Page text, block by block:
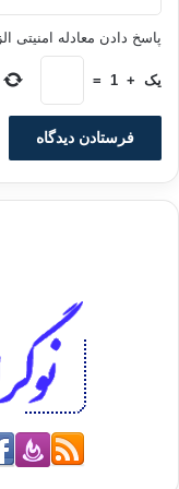
مصر برای اعتراض های
دیگر وجود دارد. به
اهمیت است که برای
اقتدارگرا، راه حلی
اما حتی امروز یعنی
یک قضیه قرار دارد.
کلان انرژی و درمان
همراه دارد و این
گرفته است. از زمان
این کشورهای عرب و
های میلیارد دلاری خود
پرسش این جاست که
است که در دراز مدت و
المسلمین و دور نگه
نفتی خود را به چاهی
پاسخ دادن معادله امنیتی
یک +
1
=